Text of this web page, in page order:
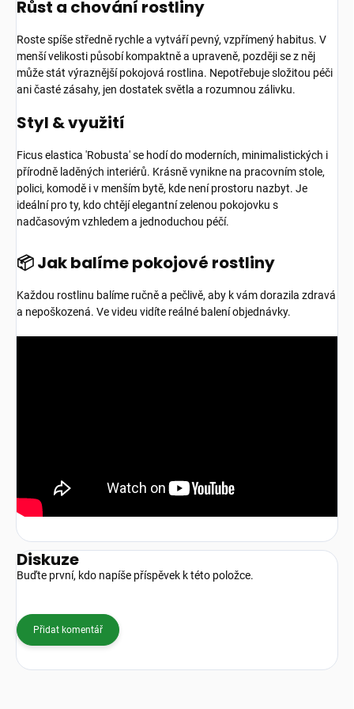
Růst a chování rostliny
Roste spíše středně rychle a vytváří pevný, vzpřímený habitus. V
menší velikosti působí kompaktně a upraveně, později se z něj
může stát výraznější pokojová rostlina. Nepotřebuje složitou péči
ani časté zásahy, jen dostatek světla a rozumnou zálivku.
Styl & využití
Ficus elastica 'Robusta' se hodí do moderních, minimalistických i
přírodně laděných interiérů. Krásně vynikne na pracovním stole,
polici, komodě i v menším bytě, kde není prostoru nazbyt. Je
ideální pro ty, kdo chtějí elegantní zelenou pokojovku s
nadčasovým vzhledem a jednoduchou péčí.
📦 Jak balíme pokojové rostliny
Každou rostlinu balíme ručně a pečlivě, aby k vám dorazila zdravá
a nepoškozená. Ve videu vidíte reálné balení objednávky.
Diskuze
Buďte první, kdo napíše příspěvek k této položce.
Přidat komentář